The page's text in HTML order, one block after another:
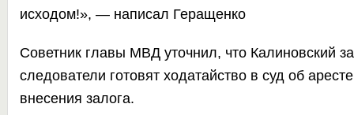
исходом!», — написал Геращенко
Советник главы МВД уточнил, что Калиновский
следователи готовят ходатайство в суд об
внесения залога.